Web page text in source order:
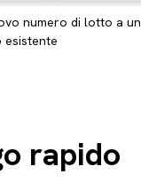
numero di lotto a un
rapido